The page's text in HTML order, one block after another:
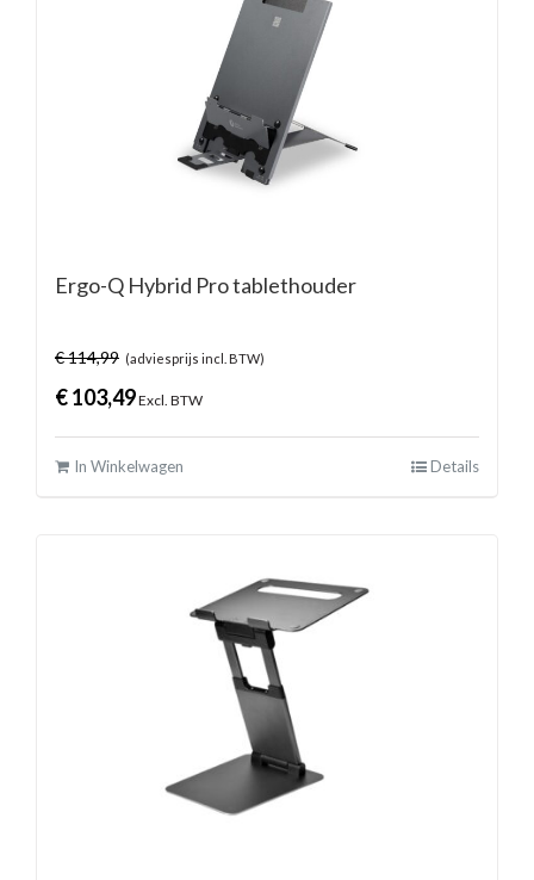
Ergo-Q Hybrid Pro tablethouder
€114,99 (adviesprijs incl. BTW)
€103,49Excl. BTW
In Winkelwagen Details